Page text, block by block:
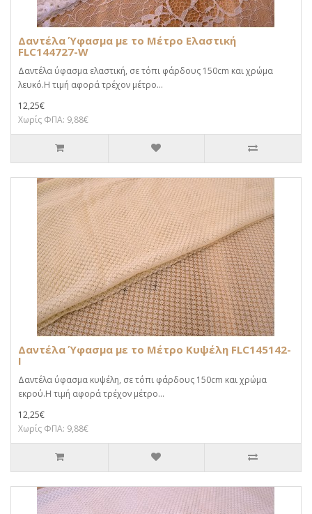
Δαντέλα Ύφασμα με το Μέτρο Ελαστική
FLC144727-W
Δαντέλα ύφασμα ελαστική, σε τόπι φάρδους 150cm και χρώμα
λευκό.Η τιμή αφορά τρέχον μέτρο...
12,25€
Χωρίς ΦΠΑ: 9,88€
Δαντέλα Ύφασμα με το Μέτρο Κυψέλη FLC145142-
I
Δαντέλα ύφασμα κυψέλη, σε τόπι φάρδους 150cm και χρώμα
εκρού.Η τιμή αφορά τρέχον μέτρο...
12,25€
Χωρίς ΦΠΑ: 9,88€